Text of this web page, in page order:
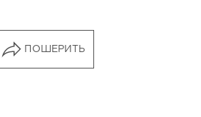
ПОШЕРИТЬ